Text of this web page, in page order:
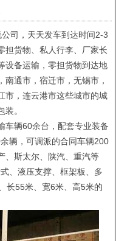
司，天天发车到达时间2-3
担货物、私人行李、厂家长
设备运输，零担货物到达地
南通市，宿迁市，无锡市，
市，连云港市这些城市的城
装。
车辆60余台，配套专业装备
辆，可调派的合同车辆200
、斯太尔、陕汽、重汽等
、液压支撑、框架板、多
长55米、宽6米、高5米的